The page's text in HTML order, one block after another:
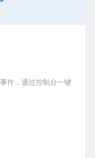
件，通过控制台一键